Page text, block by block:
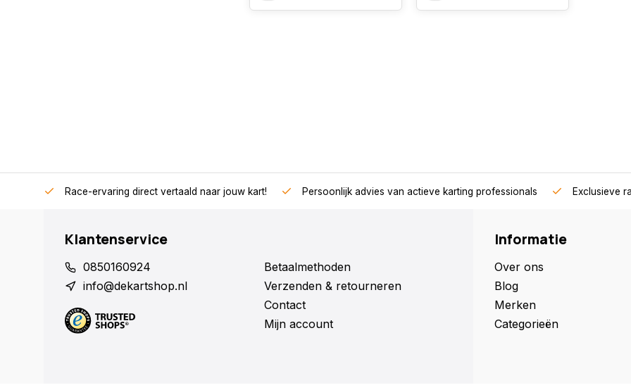
Race-ervaring direct vertaald naar jouw kart! Persoonlijk advies van actieve karting professionals Exclusieve
Klantenservice
0850160924
info@dekartshop.nl
Betaalmethoden
Verzenden & retourneren
Contact
Mijn account
Informatie
Over ons
Blog
Merken
Categorieën